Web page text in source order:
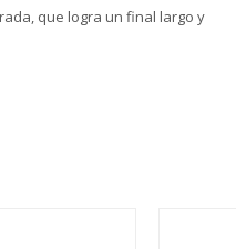
que logra un final largo y